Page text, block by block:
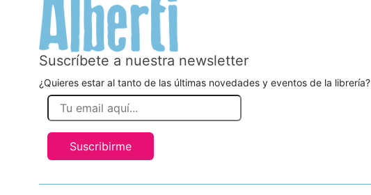
Suscríbete a nuestra newsletter
¿Quieres estar al tanto de las últimas novedades y eventos de la librería?
Suscribirme